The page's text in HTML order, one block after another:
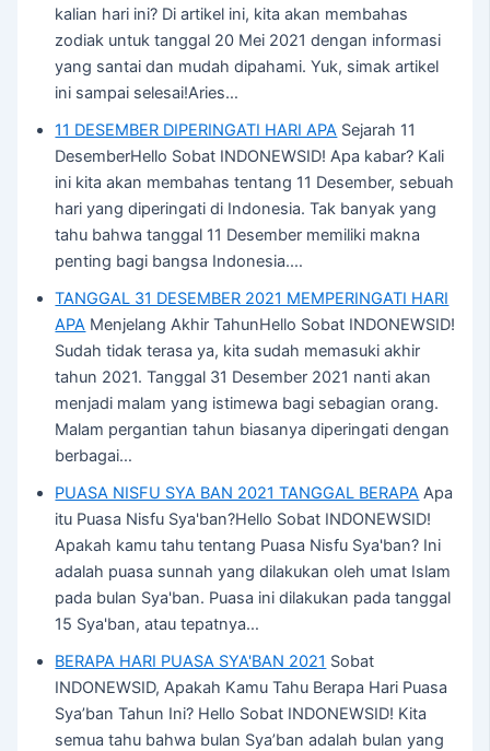
kalian hari ini? Di artikel ini, kita akan membahas
zodiak untuk tanggal 20 Mei 2021 dengan informasi
yang santai dan mudah dipahami. Yuk, simak artikel
ini sampai selesai!Aries…
11 DESEMBER DIPERINGATI HARI APA Sejarah 11
DesemberHello Sobat INDONEWSID! Apa kabar? Kali
ini kita akan membahas tentang 11 Desember, sebuah
hari yang diperingati di Indonesia. Tak banyak yang
tahu bahwa tanggal 11 Desember memiliki makna
penting bagi bangsa Indonesia.…
TANGGAL 31 DESEMBER 2021 MEMPERINGATI HARI
APA Menjelang Akhir TahunHello Sobat INDONEWSID!
Sudah tidak terasa ya, kita sudah memasuki akhir
tahun 2021. Tanggal 31 Desember 2021 nanti akan
menjadi malam yang istimewa bagi sebagian orang.
Malam pergantian tahun biasanya diperingati dengan
berbagai…
PUASA NISFU SYA BAN 2021 TANGGAL BERAPA Apa
itu Puasa Nisfu Sya'ban?Hello Sobat INDONEWSID!
Apakah kamu tahu tentang Puasa Nisfu Sya'ban? Ini
adalah puasa sunnah yang dilakukan oleh umat Islam
pada bulan Sya'ban. Puasa ini dilakukan pada tanggal
15 Sya'ban, atau tepatnya…
BERAPA HARI PUASA SYA'BAN 2021 Sobat
INDONEWSID, Apakah Kamu Tahu Berapa Hari Puasa
Sya’ban Tahun Ini? Hello Sobat INDONEWSID! Kita
semua tahu bahwa bulan Sya’ban adalah bulan yang